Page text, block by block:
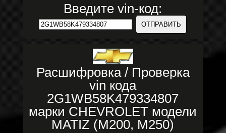
Введите vin-код:
Расшифровка / Проверка
vin кода
2G1WB58K479334807
марки CHEVROLET модели
MATIZ (M200, M250)